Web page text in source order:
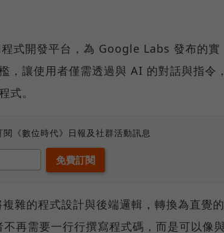
式開發平台，為 Google Labs 發布的實
，讓使用者僅需透過與 AI 的對話與指令
式。
《數位時代》日報及社群活動訊息
雜的程式設計與後端邏輯，轉換為直覺的
再需要一行行撰寫程式碼，而是可以像